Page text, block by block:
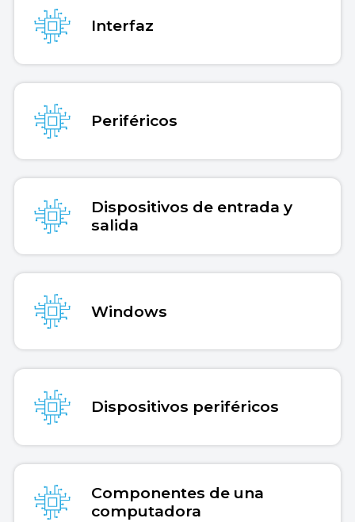
Interfaz
Periféricos
Dispositivos de entrada y
salida
Windows
Dispositivos periféricos
Componentes de una
computadora